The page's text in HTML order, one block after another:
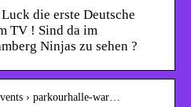
die erste Deutsche
TV ! Sind da im
Ninjas zu sehen ?
› parkourhalle-war…